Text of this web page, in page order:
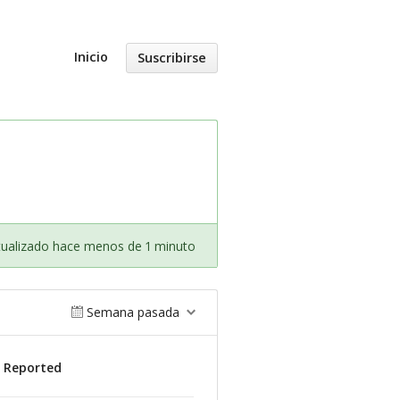
Inicio Suscribirse
hace menos de 1 minuto
Semana pasada